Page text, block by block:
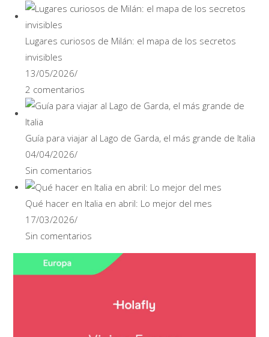
Lugares curiosos de Milán: el mapa de los secretos
invisibles
13/05/2026/
2 comentarios
Guía para viajar al Lago de Garda, el más grande de Italia
04/04/2026/
Sin comentarios
Qué hacer en Italia en abril: Lo mejor del mes
17/03/2026/
Sin comentarios